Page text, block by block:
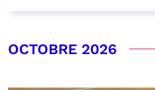
OCTOBRE 2026